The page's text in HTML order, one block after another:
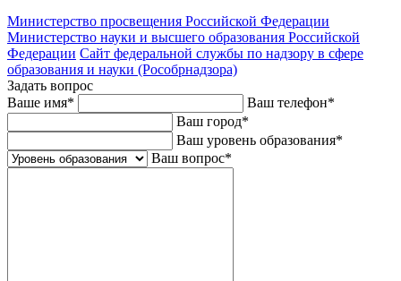
Министерство просвещения Российской Федерации
Министерство науки и высшего образования Российской
Федерации Сайт федеральной службы по надзору в сфере
образования и науки (Рособрнадзора)
Задать вопрос
Ваше имя* Ваш телефон*
Ваш город*
Ваш уровень образования*
Ваш вопрос*